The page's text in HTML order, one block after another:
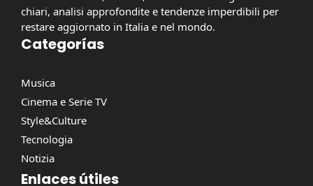
chiari, analisi approfondite e tendenze imperdibili per
restare aggiornato in Italia e nel mondo.
Categorías
Musica
Cinema e Serie TV
Style&Culture
Tecnologia
Notizia
Enlaces útiles